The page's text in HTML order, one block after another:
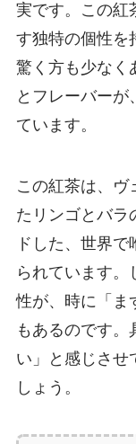
実です。この紅
す独特の個性を
驚く方も少なく
とフレーバーが
ています。
この紅茶は、ヴ
たリンゴとバラ
ドした、世界
られています。
性が、時に「ま
もあるのです
い」と感じさせ
しょう。